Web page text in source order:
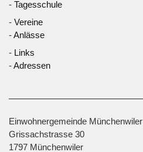
- Tagesschule
- Vereine
-Anlässe
- Links
-Adressen
Einwohnergemeinde Münchenwiler
Grissachstrasse 30
1797 Münchenwiler